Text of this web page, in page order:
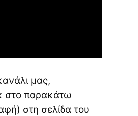
μας,
στο παρακάτω
στη σελίδα του